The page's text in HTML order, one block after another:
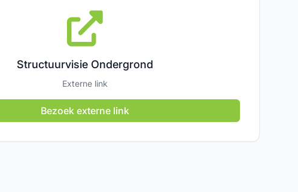
Structuurvisie Ondergrond
Externe link
Bezoek externe link